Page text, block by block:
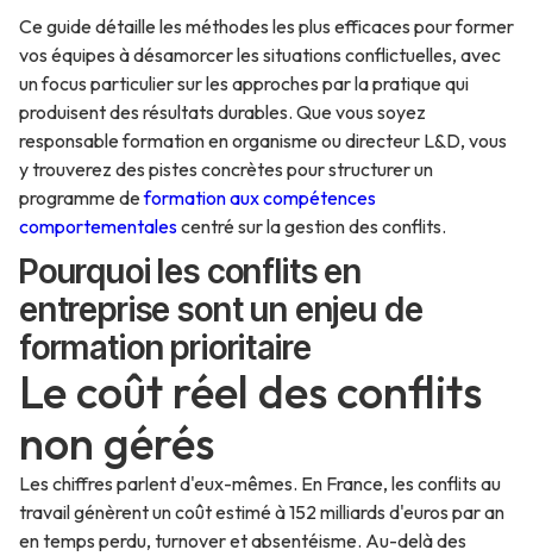
Ce guide détaille les méthodes les plus efficaces pour former
vos équipes à désamorcer les situations conflictuelles, avec
un focus particulier sur les approches par la pratique qui
produisent des résultats durables. Que vous soyez
responsable formation en organisme ou directeur L&D, vous
y trouverez des pistes concrètes pour structurer un
programme deformation aux compétences
comportementalescentré sur la gestion des conflits.
Pourquoi les conflits en
entreprise sont un enjeu de
formation prioritaire
Le coût réel des conflits
non gérés
Les chiffres parlent d'eux-mêmes. En France, les conflits au
travail génèrent un coût estimé à 152 milliards d'euros par an
en temps perdu, turnover et absentéisme. Au-delà des